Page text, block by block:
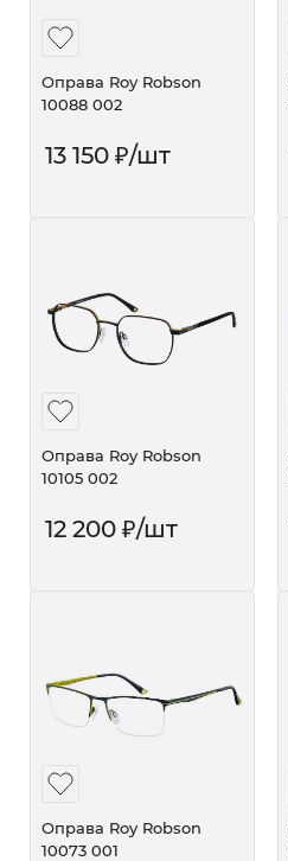
Оправа Roy Robson
10088 002
13 150 ₽/шт
Оправа Roy Robson
10105 002
12 200 ₽/шт
Оправа Roy Robson
10073 001